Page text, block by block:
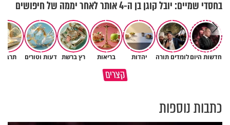
בחסדי שמיים: יובל קוגן בן ה-4 אותר לאחר יממה של חיפושים
חדשות היוםלומדים תורה יהדות בריאות רץ ברשת דעות וטורים
קצריםמדוע האמונה נמשלה למלח?
גם ׳הרע׳ זה הרחמים של בורא
כתבות נוספות